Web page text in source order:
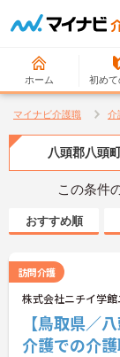
ホーム 初め
マイナビ介護職 介
八頭郡八頭
この条件
おすすめ順
訪問介護
株式会社ニチイ学
【鳥取県／
介護での介